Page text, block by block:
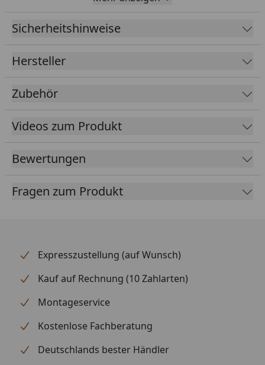
x Folienlänge
Kleber
Inklusive speziellen Klebern für
Lieferumfang
EPDM Folie 1,14 mm ausreichend
umlaufende Blendenabdeckung
Optional
erhältlich
(siehe Reiter
"Zubehör")
Blendenabdeckungen (aus
Aluminium + Spezialschrauben)
Für eine optimale Abdichtung
des Daches an den
Sicherheitshinweise
Hersteller
Zubehör
Videos zum Produkt
Bewertungen
Fragen zum Produkt
Expresszustellung (auf Wunsch)
Kauf auf Rechnung (10 Zahlarten)
Montageservice
Kostenlose Fachberatung
Deutschlands bester Händler